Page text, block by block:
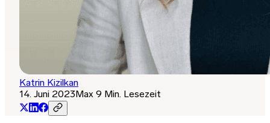
Katrin Kizilkan
14. Juni 2023Max 9 Min. Lesezeit